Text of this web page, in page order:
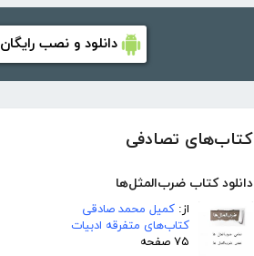
دانلود و نصب رایگان
کتاب‌های تصادفی
دانلود کتاب ضرب‌المثل‌ها
از: کمیل محمد صادقی
کتاب‌های متفرقه ادبیات
۷۵ صفحه